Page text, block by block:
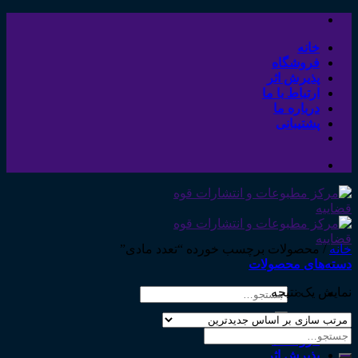
Skip
contentخانه
فروشگاه
پذیرش اثر
ارتباط با ما
درباره ما
پشتیبانی
جستجو
خانه
فروشگاه
پذیرش اثر
خانه /محصولات برچسب خورده “تعدد مادی”
دسته‌های محصولات
نمایش یک نتیجه
جستجو